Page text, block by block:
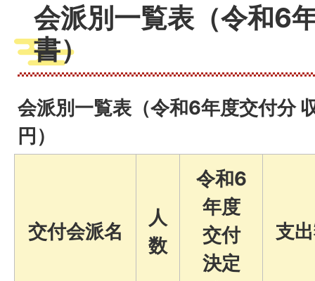
会派別一覧表（令和6
書）
会派別一覧表（令和6年度交付分
円）
交付会派名
人
数
令和6
年度
交付
決定
支